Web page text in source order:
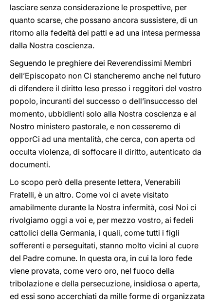
lasciare senza considerazione le prospettive, per
quanto scarse, che possano ancora sussistere, di un
ritorno alla fedeltà dei patti e ad una intesa permessa
dalla Nostra coscienza.
Seguendo le preghiere dei Reverendissimi Membri
dell’Episcopato non Ci stancheremo anche nel futuro
di difendere il diritto leso presso i reggitori del vostro
popolo, incuranti del successo o dell’insuccesso del
momento, ubbidienti solo alla Nostra coscienza e al
Nostro ministero pastorale, e non cesseremo di
opporCi ad una mentalità, che cerca, con aperta od
occulta violenza, di soffocare il diritto, autenticato da
documenti.
Lo scopo però della presente lettera, Venerabili
Fratelli, è un altro. Come voi ci avete visitato
amabilmente durante la Nostra infermità, così Noi ci
rivolgiamo oggi a voi e, per mezzo vostro, ai fedeli
cattolici della Germania, i quali, come tutti i figli
sofferenti e perseguitati, stanno molto vicini al cuore
del Padre comune. In questa ora, in cui la loro fede
viene provata, come vero oro, nel fuoco della
tribolazione e della persecuzione, insidiosa o aperta,
ed essi sono accerchiati da mille forme di organizzata